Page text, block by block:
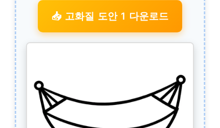
📥 고화질 도안 1 다운로드